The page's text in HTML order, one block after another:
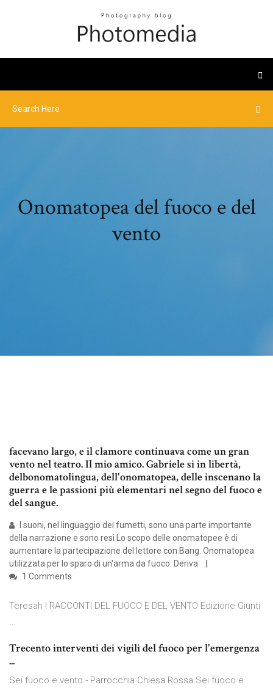
Onomatopea del fuoco e del
vento
facevano largo, e il clamore continuava come un gran
vento nel teatro. Il mio amico. Gabriele si in libertà,
delbonomatolingua, dell'onomatopea, delle inscenano la
guerra e le passioni più elementari nel segno del fuoco e
del sangue.
I suoni, nel linguaggio dei fumetti, sono una parte importante
della narrazione e sono resi Lo scopo delle onomatopee è di
aumentare la partecipazione del lettore con Bang: Onomatopea
utilizzata per lo sparo di un'arma da fuoco. Deriva
1 Comments
Teresah I RACCONTI DEL FUOCO E DEL VENTO Edizione Giunti
...
Trecento interventi dei vigili del fuoco per l'emergenza
...
Sei fuoco e vento - Parrocchia Chiesa Rossa Sei fuoco e